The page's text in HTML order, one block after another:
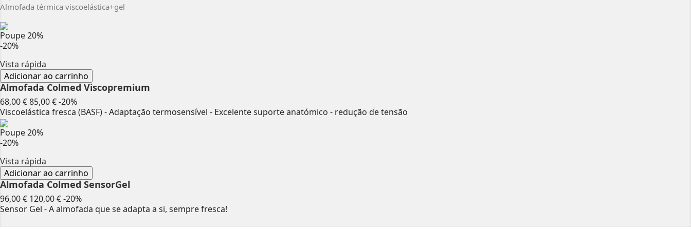
Almofada térmica viscoelástica+gel
Poupe20%
-20%
Vista rápida
Adicionar ao carrinho
Almofada Colmed Viscopremium
68,00 €Preço
normal
85,00 €-20%Preço
Viscoelástica fresca (BASF) - Adaptação termosensível - Excelente suporte anatómico - redução de tensão
Poupe20%
-20%
Vista rápida
Adicionar ao carrinho
Almofada Colmed SensorGel
96,00 € Preço
normal
120,00 €-20%Preço
Sensor Gel - A almofada que se adapta a si, sempre fresca!